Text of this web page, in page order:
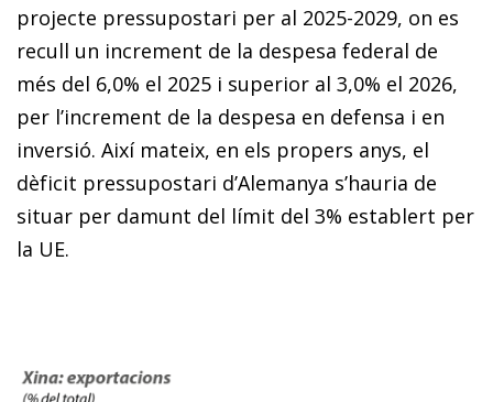
projecte pressupostari per al 2025-2029, on es
recull un increment de la despesa federal de
més del 6,0% el 2025 i superior al 3,0% el 2026,
per l’increment de la despesa en defensa i en
inversió. Així mateix, en els propers anys, el
dèficit pressupostari d’Alemanya s’hauria de
situar per damunt del límit del 3% establert per
la UE.